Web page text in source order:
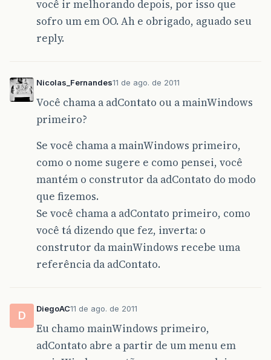
você ir melhorando depois, por isso que
sofro um em OO. Ah e obrigado, aguado seu
reply.
Nicolas_Fernandes11 de ago. de 2011
Você chama a adContato ou a mainWindows
primeiro?
Se você chama a mainWindows primeiro,
como o nome sugere e como pensei, você
mantém o construtor da adContato do modo
que fizemos.
Se você chama a adContato primeiro, como
você tá dizendo que fez, inverta: o
construtor da mainWindows recebe uma
referência da adContato.
D
DiegoAC11 de ago. de 2011
Eu chamo mainWindows primeiro,
adContato abre a partir de um menu em